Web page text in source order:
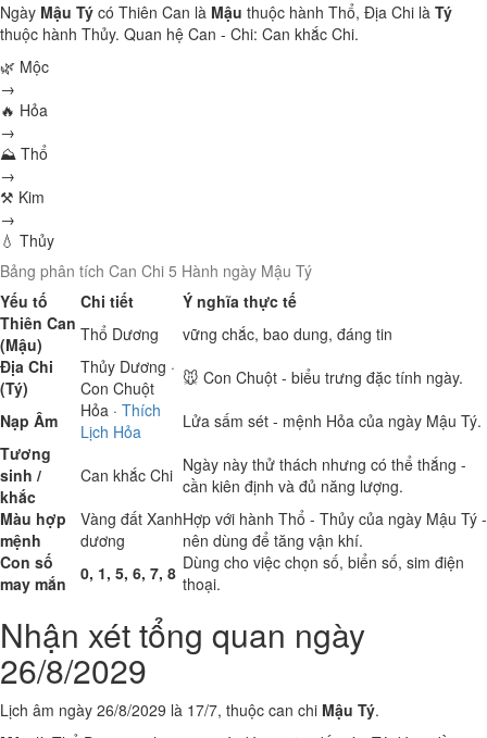
Ngày Mậu Tý có Thiên Can là Mậu thuộc hành Thổ, Địa Chi là Tý
thuộc hành Thủy. Quan hệ Can - Chi: Can khắc Chi.
🌿 Mộc
→
🔥 Hỏa
→
⛰ Thổ
→
⚒ Kim
→
💧 Thủy
Bảng phân tích Can Chi 5 Hành ngày Mậu Tý
Yếu tố
Chi tiết
Ý nghĩa thực tế
Thiên Can
(Mậu)
Thổ Dương
vững chắc, bao dung, đáng tin
Địa Chi
(Tý)
Thủy Dương ·
Con Chuột
🐭 Con Chuột - biểu trưng đặc tính ngày.
Nạp Âm
Hỏa · Thích
Lịch Hỏa
Lửa sấm sét - mệnh Hỏa của ngày Mậu Tý.
Tương
sinh /
khắc
Can khắc Chi Ngày này thử thách nhưng có thể thắng -
cần kiên định và đủ năng lượng.
Màu hợp
mệnh
Vàng đất Xanh
dương
Hợp với hành Thổ - Thủy của ngày Mậu Tý -
nên dùng để tăng vận khí.
Con số
may mắn
0, 1, 5, 6, 7, 8 Dùng cho việc chọn số, biển số, sim điện
thoại.
Nhận xét tổng quan ngày
26/8/2029
Lịch âm ngày 26/8/2029 là 17/7, thuộc can chi Mậu Tý.